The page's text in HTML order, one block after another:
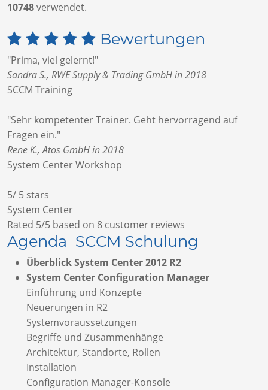
10748verwendet.
Bewertungen
"Prima, viel gelernt!"
Sandra S., RWE Supply & Trading GmbH in 2018
SCCM Training
"Sehr kompetenter Trainer. Geht hervorragend auf
Fragen ein."
Rene K., Atos GmbH in 2018
System Center Workshop
5/ 5 stars
System Center
Rated 5/5 based on 8 customer reviews
Agenda SCCM Schulung
Überblick System Center 2012 R2
System Center Configuration Manager
Einführung und Konzepte
Neuerungen in R2
Systemvoraussetzungen
Begriffe und Zusammenhänge
Architektur, Standorte, Rollen
Installation
Configuration Manager-Konsole